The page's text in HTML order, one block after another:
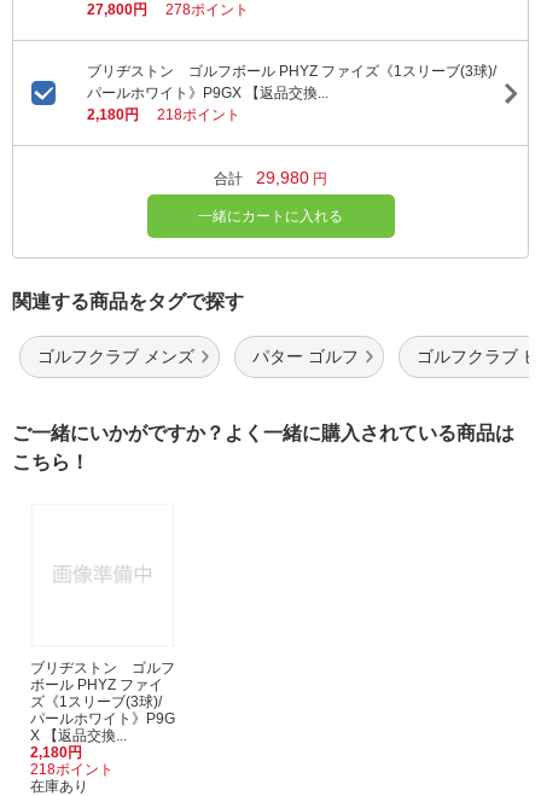
27,800円
278ポイント
ブリヂストン ゴルフボール PHYZ ファイズ《1スリーブ(3球)/
パールホワイト》P9GX 【返品交換...
2,180円
218ポイント
合計 29,980 円
一緒にカートに入れる
関連する商品をタグで探す
ゴルフクラブ メンズ パター ゴルフ ゴルフクラブ
ご一緒にいかがですか？よく一緒に購入されている商品は
こちら！
ブリヂストン ゴルフ
ボール PHYZ ファイ
ズ《1スリーブ(3球)/
パールホワイト》P9G
X 【返品交換...
2,180円
218ポイント
在庫あり